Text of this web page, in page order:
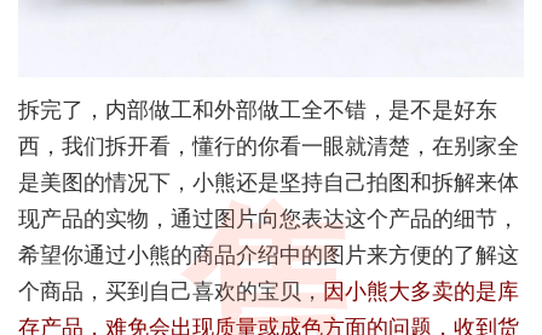
拆完了，内部做工和外部做工全不错，是不是好东
西，我们拆开看，懂行的你看一眼就清楚，在别家全
是美图的情况下，小熊还是坚持自己拍图和拆解来体
现产品的实物，通过图片向您表达这个产品的细节，
希望你通过小熊的商品介绍中的图片来方便的了解这
个商品，买到自己喜欢的宝贝，因小熊大多卖的是库
存产品，难免会出现质量或成色方面的问题，收到货
售